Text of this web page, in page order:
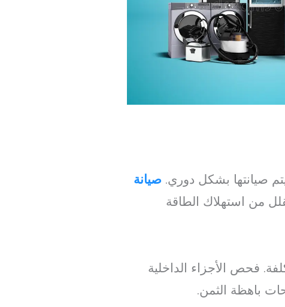
صيانتها بشكل دوري.صيانة
من استهلاك الطاقة
فحص الأجزاء الداخلية
باهظة الثمن.